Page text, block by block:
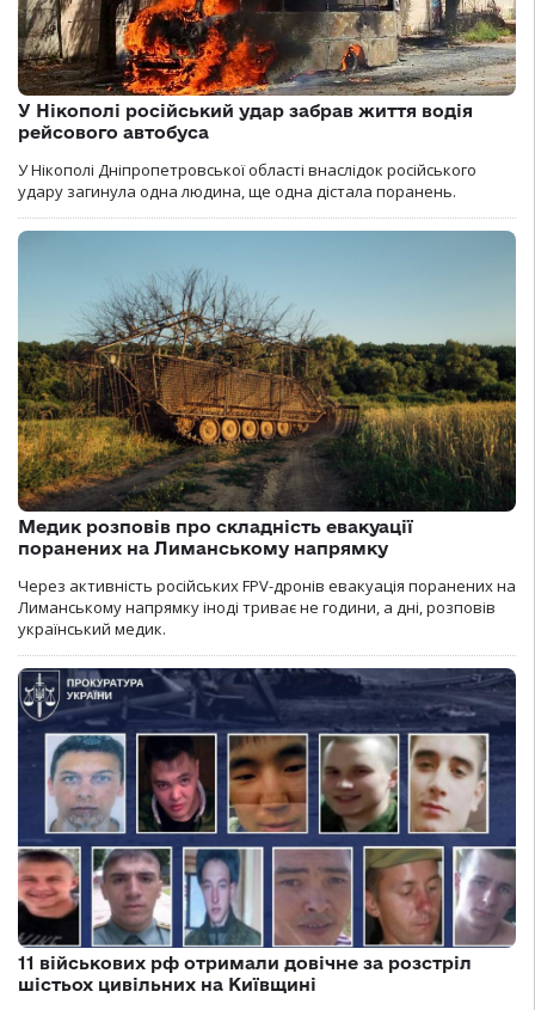
У Нікополі російський удар забрав життя водія
рейсового автобуса
У Нікополі Дніпропетровської області внаслідок російського
удару загинула одна людина, ще одна дістала поранень.
Медик розповів про складність евакуації
поранених на Лиманському напрямку
Через активність російських FPV-дронів евакуація поранених на
Лиманському напрямку іноді триває не години, а дні, розповів
український медик.
11 військових рф отримали довічне за розстріл
шістьох цивільних на Київщині